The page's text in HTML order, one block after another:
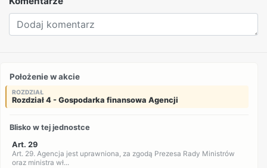
Położenie w akcie
ROZDZIAŁ
Rozdział 4 - Gospodarka finansowa Agencji
Blisko w tej jednostce
Art. 29
Art. 29. Agencja jest uprawniona, za zgodą Prezesa Rady Ministrów
oraz ministra wł...